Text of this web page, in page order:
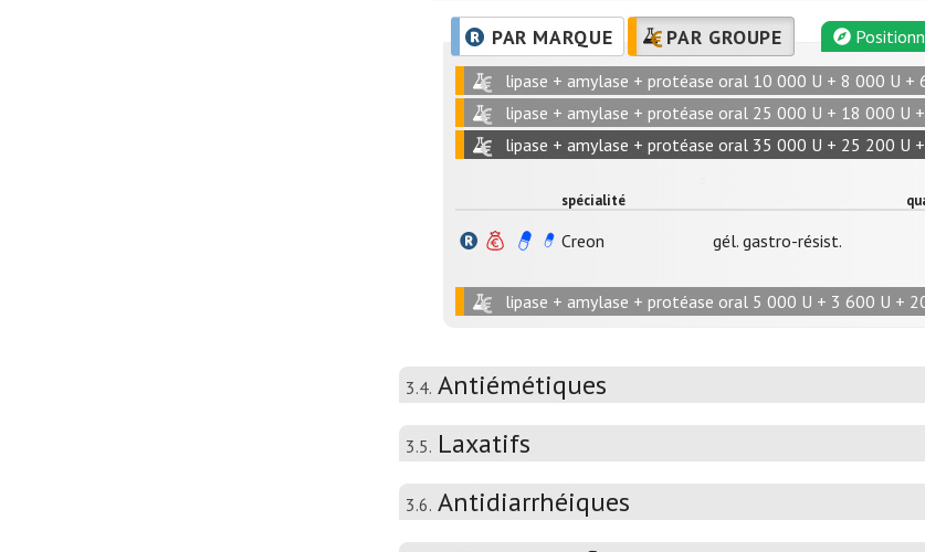
PAR MARQUE PAR GROUPE
lipase + amylase + protéase oral 10 000 U + 8 000 U +
lipase + amylase + protéase oral 25 000 U + 18 000 U
lipase + amylase + protéase oral 35 000 U + 25 200 U
spécialité
Creon gél. gastro-résist.
lipase + amylase + protéase oral 5 000 U + 3 600 U +
3.4. Antiémétiques
3.5. Laxatifs
3.6. Antidiarrhéiques